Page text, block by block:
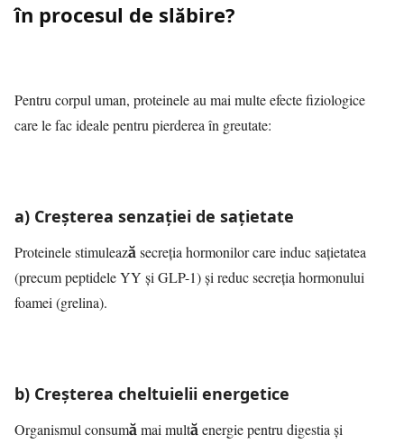
în procesul de slăbire?
Pentru corpul uman, proteinele au mai multe efecte fiziologice
care le fac ideale pentru pierderea în greutate:
a) Creșterea senzației de sațietate
Proteinele stimulează secreția hormonilor care induc sațietatea
(precum peptidele YY și GLP-1) și reduc secreția hormonului
foamei (grelina).
b) Creșterea cheltuielii energetice
Organismul consumă mai multă energie pentru digestia și